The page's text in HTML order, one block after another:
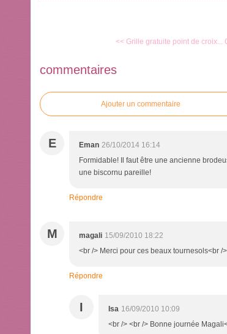
<< Grille gratuite point de croix...
commentaires
Ajouter un commentaire
E Eman 26/10/2014 16:14
Formidable! Il faut être une ancienne
une biscornu pareille!
Répondre
M magali 15/09/2010 18:22
<br /> Merci pour ces beaux tournesols<br /
Répondre
I Isa 16/09/2010 10:09
<br /> <br /> Bonne journée